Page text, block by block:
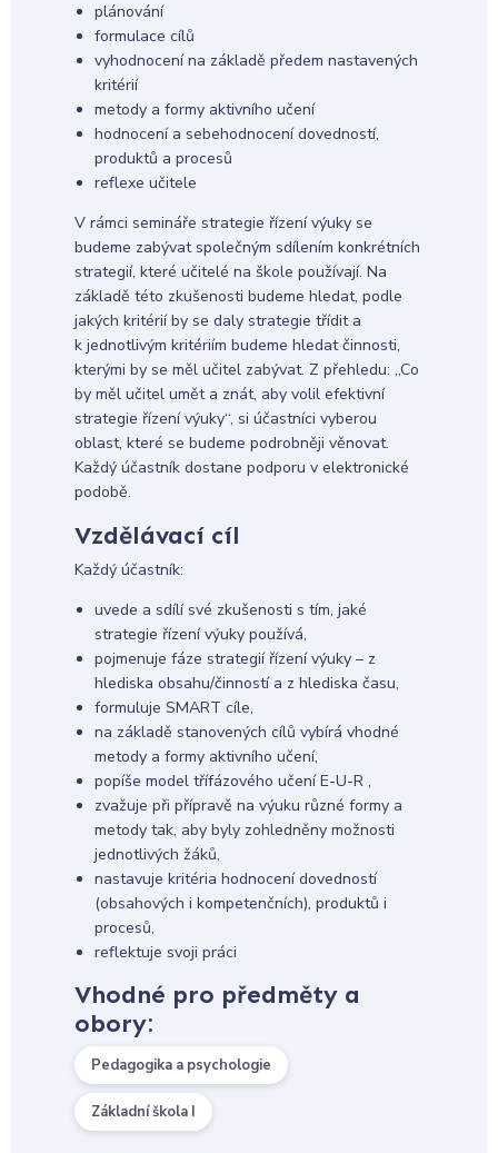
plánování
formulace cílů
vyhodnocení na základě předem nastavených
kritérií
metody a formy aktivního učení
hodnocení a sebehodnocení dovedností,
produktů a procesů
reflexe učitele
V rámci semináře strategie řízení výuky se
budeme zabývat společným sdílením konkrétních
strategií, které učitelé na škole používají. Na
základě této zkušenosti budeme hledat, podle
jakých kritérií by se daly strategie třídit a
k jednotlivým kritériím budeme hledat činnosti,
kterými by se měl učitel zabývat. Z přehledu: „Co
by měl učitel umět a znát, aby volil efektivní
strategie řízení výuky“, si účastníci vyberou
oblast, které se budeme podrobněji věnovat.
Každý účastník dostane podporu v elektronické
podobě.
Vzdělávací cíl
Každý účastník:
uvede a sdílí své zkušenosti s tím, jaké
strategie řízení výuky používá,
pojmenuje fáze strategií řízení výuky – z
hlediska obsahu/činností a z hlediska času,
formuluje SMART cíle,
na základě stanovených cílů vybírá vhodné
metody a formy aktivního učení,
popíše model třífázového učení E-U-R ,
zvažuje při přípravě na výuku různé formy a
metody tak, aby byly zohledněny možnosti
jednotlivých žáků,
nastavuje kritéria hodnocení dovedností
(obsahových i kompetenčních), produktů i
procesů,
reflektuje svoji práci
Vhodné pro předměty a
obory:
Pedagogika a psychologie
Základní škola I